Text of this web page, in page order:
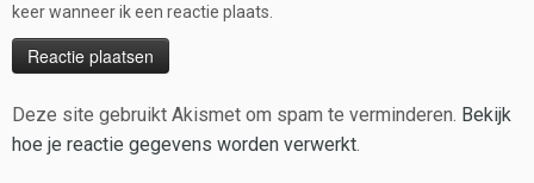
keer wanneer ik een reactie plaats.
Deze site gebruikt Akismet om spam te verminderen. Bekijk
hoe je reactie gegevens worden verwerkt.